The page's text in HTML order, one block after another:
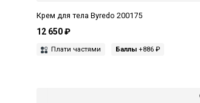
Крем для тела Byredo 200175
12 650 ₽
Плати частями Баллы +886 ₽